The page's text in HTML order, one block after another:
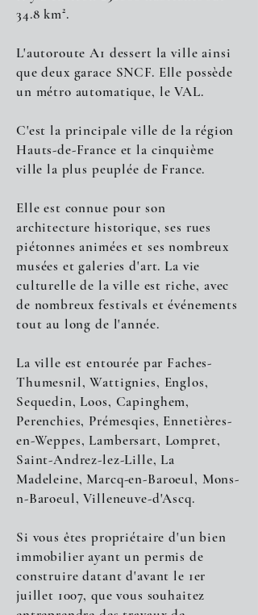
34.8 km².
L'autoroute A1 dessert la ville ainsi
que deux garace SNCF. Elle possède
un métro automatique, le VAL.
C'est la principale ville de la région
Hauts-de-France et la cinquième
ville la plus peuplée de France.
Elle est connue pour son
architecture historique, ses rues
piétonnes animées et ses nombreux
musées et galeries d'art. La vie
culturelle de la ville est riche, avec
de nombreux festivals et événements
tout au long de l'année.
La ville est entourée par Faches-
Thumesnil, Wattignies, Englos,
Sequedin, Loos, Capinghem,
Perenchies, Prémesqies, Ennetières-
en-Weppes, Lambersart, Lompret,
Saint-Andrez-lez-Lille, La
Madeleine, Marcq-en-Baroeul, Mons-
n-Baroeul, Villeneuve-d'Ascq.
Si vous êtes propriétaire d'un bien
immobilier ayant un permis de
construire datant d'avant le 1er
juillet 1007, que vous souhaitez